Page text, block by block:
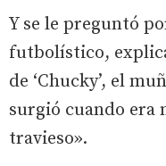
Y se le preguntó
futbolístico,
de ‘Chucky’, el
surgió cuando era
travieso».